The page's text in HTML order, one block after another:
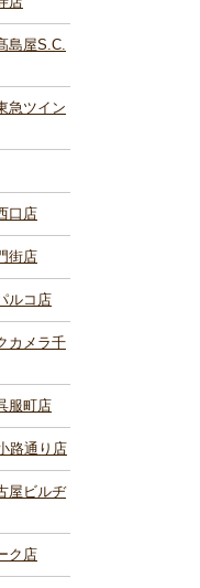
島屋S.C.
急ツイン
口店
街店
ルコ店
カメラ千
服町店
路通り店
屋ビルヂ
ク店